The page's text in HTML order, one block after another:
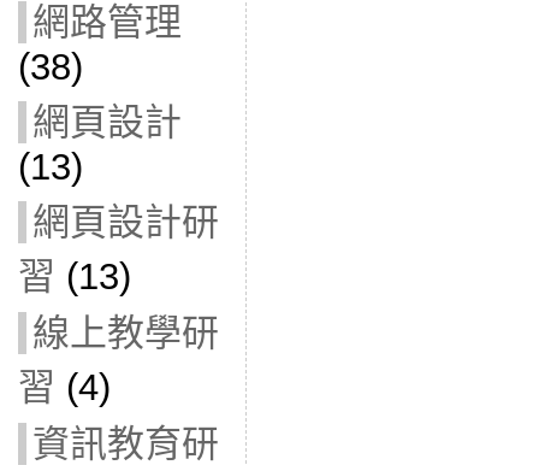
網路管理
(38)
網頁設計
(13)
網頁設計研
習 (13)
線上教學研
習 (4)
資訊教育研